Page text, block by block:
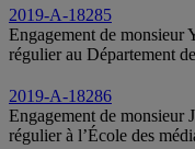
2019-A-18285
Engagement de monsieur
régulier au Département
2019-A-18286
Engagement de monsieur
régulier à l’École des